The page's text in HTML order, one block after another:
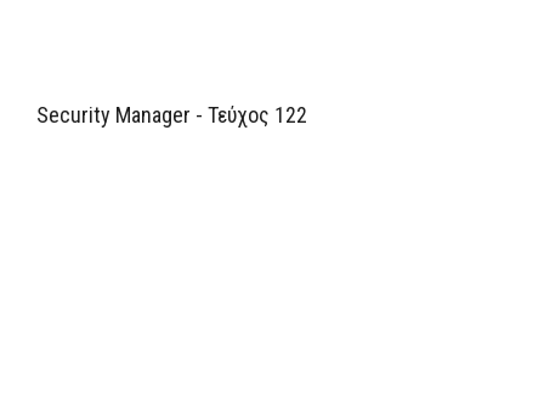
Security Manager - Τεύχος 122